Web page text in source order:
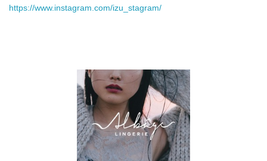
https://www.instagram.com/izu_stagram/